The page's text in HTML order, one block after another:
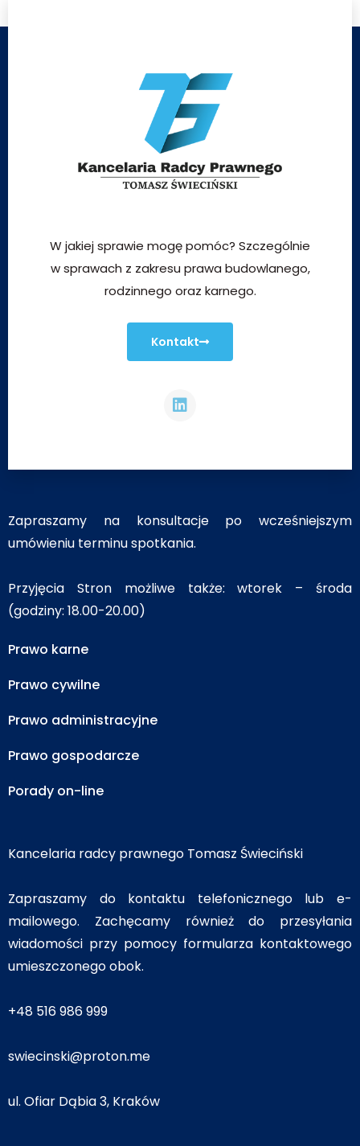
W jakiej sprawie mogę pomóc? Szczególnie
w sprawach z zakresu prawa budowlanego,
rodzinnego oraz karnego.
Kontakt
Zapraszamy na konsultacje po wcześniejszym
umówieniu terminu spotkania.
Przyjęcia Stron możliwe także: wtorek – środa
(godziny: 18.00-20.00)
Prawo karne
Prawo cywilne
Prawo administracyjne
Prawo gospodarcze
Porady on-line
Kancelaria radcy prawnego Tomasz Świeciński
Zapraszamy do kontaktu telefonicznego lub e-
mailowego. Zachęcamy również do przesyłania
wiadomości przy pomocy formularza kontaktowego
umieszczonego obok.
+48 516 986 999
swiecinski@proton.me
ul. Ofiar Dąbia 3, Kraków